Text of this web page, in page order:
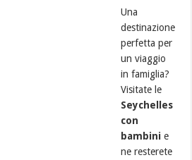
Una
destinazione
perfetta per
un viaggio
in famiglia?
Visitate le
Seychelles
con
bambini e
ne resterete